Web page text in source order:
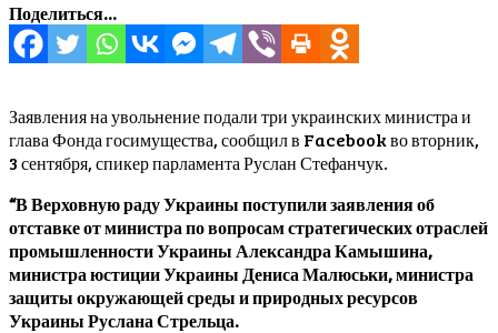
Поделиться...
Заявления на увольнение подали три украинских министра и
глава Фонда госимущества, сообщил в Facebook во вторник,
3 сентября, спикер парламента Руслан Стефанчук.
“В Верховную раду Украины поступили заявления об
отставке от министра по вопросам стратегических отраслей
промышленности Украины Александра Камышина,
министра юстиции Украины Дениса Малюськи, министра
защиты окружающей среды и природных ресурсов
Украины Руслана Стрельца.